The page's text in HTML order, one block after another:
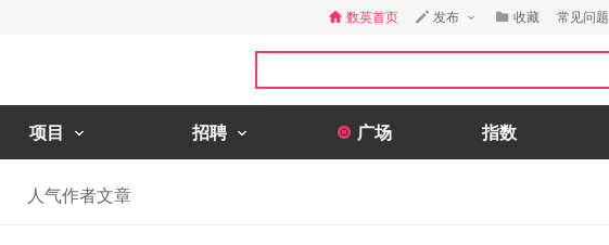
数英首页 发布 收藏 常见问题
项目 招聘 广场 指数
人气作者文章